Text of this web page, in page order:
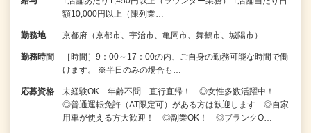
額10,000円以上（陳列業…
勤務地 京都府（京都市、宇治市、亀岡市、舞鶴市、城陽市）
勤務時間
［時間］9：00～17：00の内、ご自身の勤務可能な時間で働
けます。 ※半日のみの場合も…
応募資格
未経験OK 年齢不問 直行直帰！ ◎女性多数活躍中！
◎普通運転免許（AT限定可）がある方は歓迎します ◎自家
用車が使える方大歓迎！ ◎副業OK！ ◎ブランクO…